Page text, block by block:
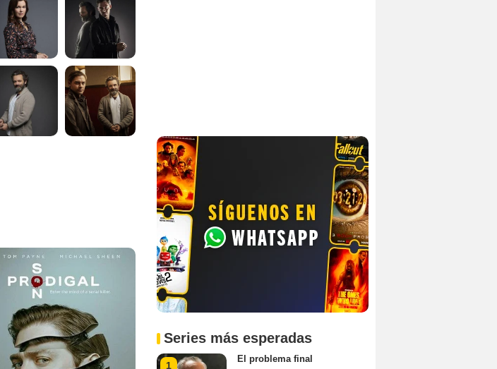
Series más esperadas
1
El problema final